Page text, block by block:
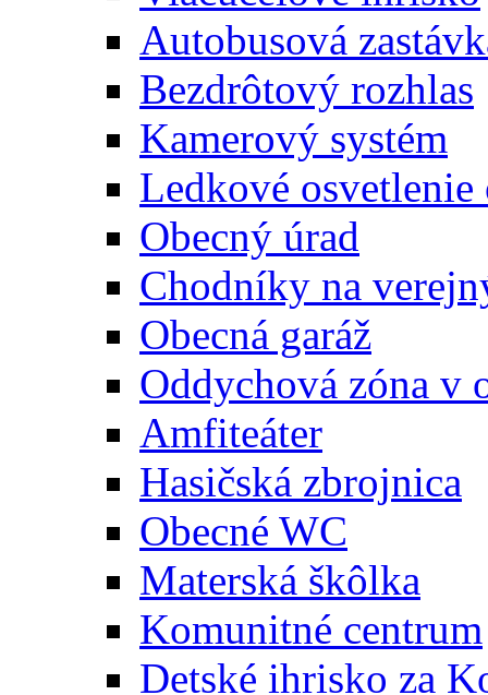
Autobusová
Bezdrôtový rozhlas
Kamerový systém
Ledkové osvetlenie
Obecný úrad
Chodníky na
Obecná garáž
Oddychová zóna v
Amfiteáter
Hasičská zbrojnica
Obecné WC
Materská škôlka
Komunitné centrum
Detské ihrisko za